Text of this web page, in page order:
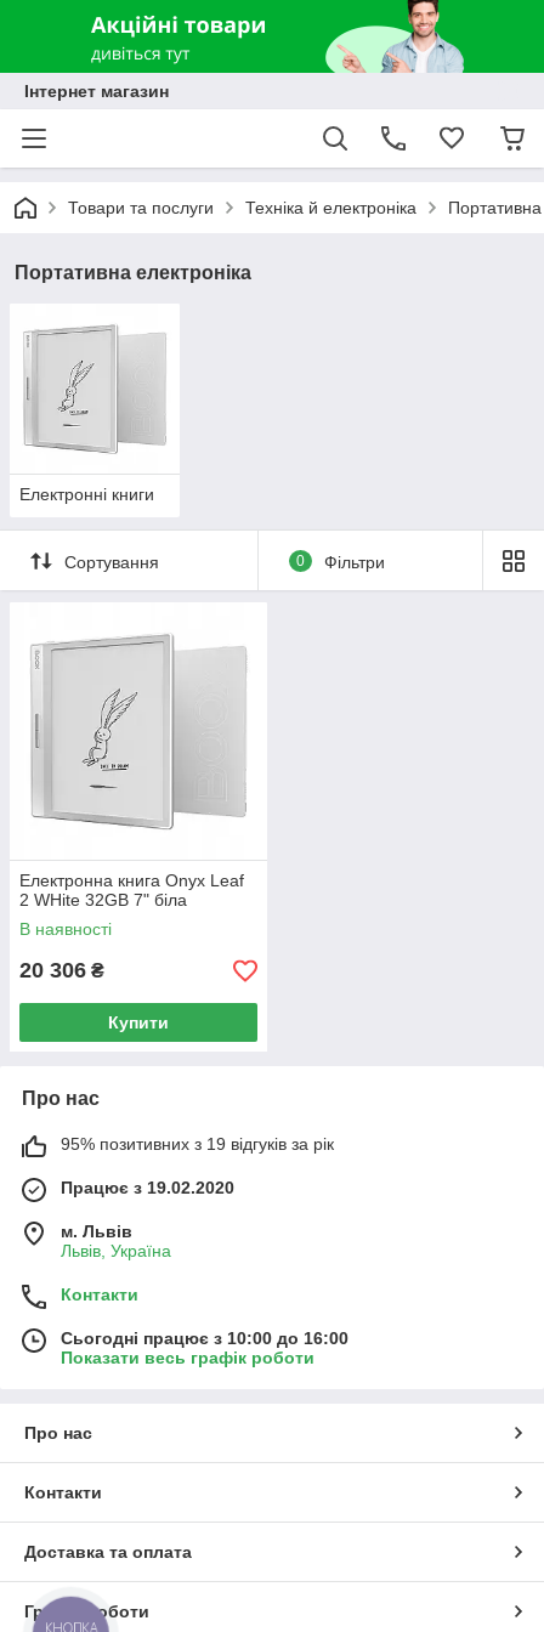
Інтернет магазин
Товари та послуги Техніка й електроніка Портативна
Портативна електроніка
Електронні книги
Сортування 0 Фільтри
Електронна книга Onyx Leaf
2 WHite 32GB 7" біла
В наявності
20 306 ₴
Купити
Про нас
95% позитивних з 19 відгуків за рік
Працює з 19.02.2020
м. Львів
Львів, Україна
Контакти
Сьогодні працює з 10:00 до 16:00
Показати весь графік роботи
Про нас
Контакти
Доставка та оплата
Графік роботи
КНОПКА